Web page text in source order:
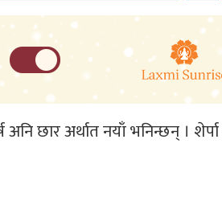
अनि छार अर्थात नयाँ भनिन्छन् ।